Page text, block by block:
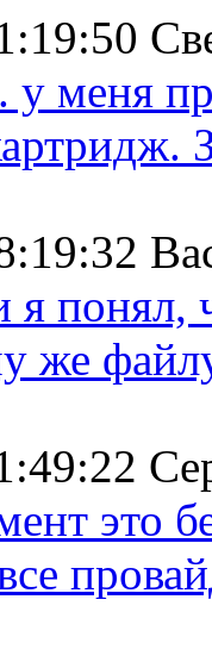
у меня
я понял,
же
это